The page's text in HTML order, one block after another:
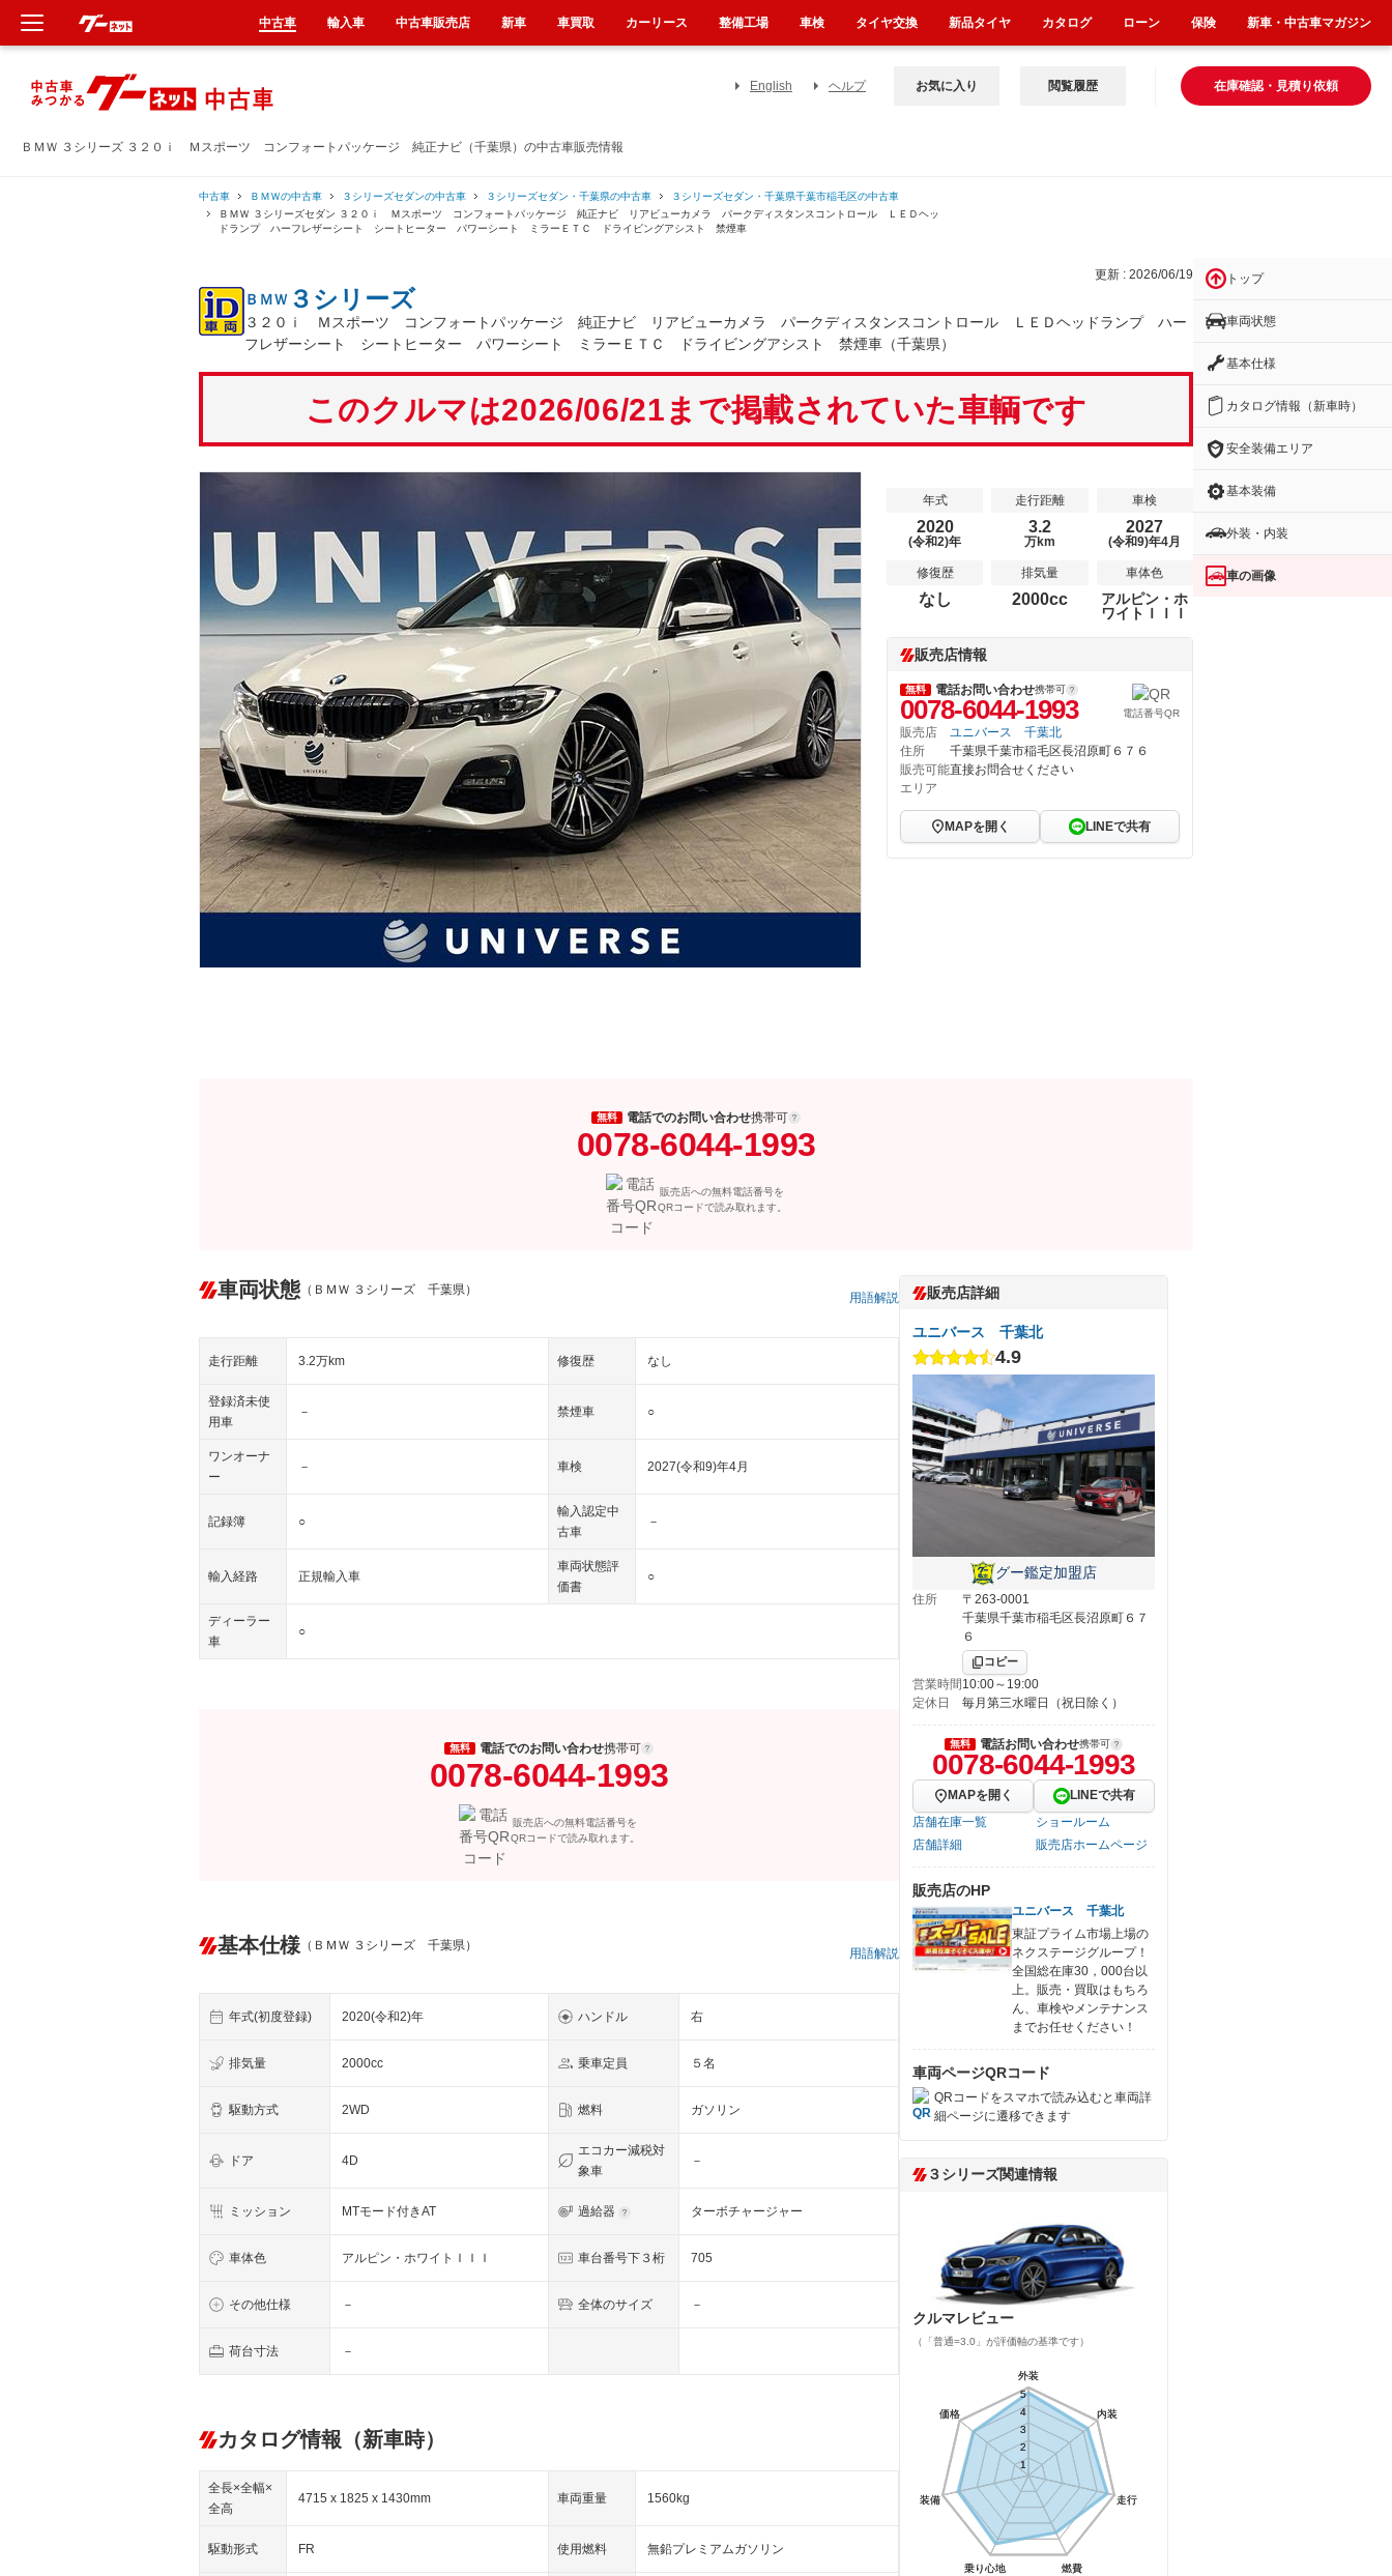
ＢＭＷ ３シリーズ ３２０ｉ Ｍスポーツ コンフォートパッケージ 純正ナビ（千葉県）の中古車販売情報
English ヘルプ 在庫確認・見積り依頼
お気に入り 閲覧履歴
中古車 ＢＭＷの中古車 ３シリーズセダンの中古車 ３シリーズセダン・千葉県の中古車
３シリーズセダン・千葉県千葉市稲毛区の中古車
ＢＭＷ ３シリーズセダン ３２０ｉ Ｍスポーツ コンフォートパッケージ 純正ナビ リアビューカメラ パークディスタンスコントロール ＬＥＤヘッ
ドランプ ハーフレザーシート シートヒーター パワーシート ミラーＥＴＣ ドライビングアシスト 禁煙車
更新 : 2026/06/19
ＢＭＷ ３シリーズ
３２０ｉ Ｍスポーツ コンフォートパッケージ 純正ナビ リアビューカメラ パークディスタンスコントロール ＬＥＤヘッドランプ ハー
フレザーシート シートヒーター パワーシート ミラーＥＴＣ ドライビングアシスト 禁煙車（千葉県）
このクルマは2026/06/21まで掲載されていた車輌です
年式
2020
(令和2)年
走行距離
3.2
万km
車検
2027
(令和9)年4月
修復歴
なし
排気量
2000cc
車体色
アルピン・ホ
ワイトＩＩＩ
販売店情報
無料 電話お問い合わせ携帯可
0078-6044-1993 電話番号QR
販売店
ユニバース 千葉北
住所
千葉県千葉市稲毛区長沼原町６７６
販売可能
エリア
直接お問合せください
MAPを開く LINEで共有
無料 電話でのお問い合わせ携帯可
0078-6044-1993
販売店への無料電話番号を
QRコードで読み取れます。
車両状態 （ＢＭＷ ３シリーズ 千葉県）
用語解説
走行距離 3.2万km 修復歴 なし
登録済未使
用車
－ 禁煙車 ○
ワンオーナ
ー
－ 車検 2027(令和9)年4月
記録簿 ○
輸入認定中
古車
－
輸入経路 正規輸入車
車両状態評
価書
○
ディーラー
車
○
無料 電話でのお問い合わせ携帯可
0078-6044-1993
販売店への無料電話番号を
QRコードで読み取れます。
基本仕様 （ＢＭＷ ３シリーズ 千葉県）
用語解説
年式(初度登録) 2020(令和2)年 ハンドル 右
排気量 2000cc 乗車定員 ５名
駆動方式 2WD 燃料 ガソリン
ドア 4D
エコカー減税対
象車
－
ミッション MTモード付きAT 過給器 ターボチャージャー
車体色 アルピン・ホワイトＩＩＩ 車台番号下３桁 705
その他仕様 － 全体のサイズ －
荷台寸法 －
カタログ情報（新車時）
全長×全幅×
全高
4715 x 1825 x 1430mm 車両重量 1560kg
駆動形式 FR 使用燃料 無鉛プレミアムガソリン
販売店詳細
ユニバース 千葉北
4.9
グー鑑定加盟店
住所
〒263-0001
千葉県千葉市稲毛区長沼原町６７
６
コピー
営業時間10:00～19:00
定休日
毎月第三水曜日（祝日除く）
無料 電話お問い合わせ携帯可
0078-6044-1993
MAPを開く
LINEで共有
店舗在庫一覧
ショールーム
店舗詳細
販売店ホームページ
販売店のHP
ユニバース 千葉北
東証プライム市場上場の
ネクステージグループ！
全国総在庫30，000台以
上。販売・買取はもちろ
ん、車検やメンテナンス
までお任せください！
車両ページQRコード
QRコードをスマホで読み込むと車両詳
細ページに遷移できます
３シリーズ関連情報
クルマレビュー
（「普通=3.0」が評価軸の基準です）
外装
内装
走行
燃費
乗り心地
装備
価格
1
2
3
4
5
外装
内装
走行
燃費
乗り心地
装備
価格
1
2
3
4
5
トップ
車両状態
基本仕様
カタログ情報（新車時）
安全装備エリア
基本装備
外装・内装
車の画像
中古車 輸入車 中古車販売店 新車 車買取 カーリース 整備工場 車検 タイヤ交換 新品タイヤ カタログ ローン 保険 新車・中古車マガジン
新車
中古車